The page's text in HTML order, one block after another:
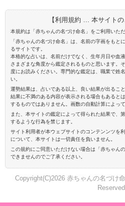
【利用規約 … 本サイトの
本規約は「赤ちゃんの名づけ命名」をご利用いた
「赤ちゃんの名づけ命名」は、名前の字画をもと
るサイトです。
本格的な占いは、名前だけでなく、生年月日や血
さまざまな角度から鑑定されるものと思います。
度にお読みください。専門的な鑑定は、職業で姓
い。
運勢結果は、占いである以上、良い結果が出るこ
結果に不満のある内容が表示される場合もあると
するものではありません。画数の自動計算によっ
また、本サイトの鑑定によって得られた結果で、
するような行為を禁じます。
サイト利用者が本ウェブサイトのコンテンンツを
について、本サイトは一切責任を負いません。
この規約にご同意いただけない場合は「赤ちゃん
できませんのでご了承ください。
Copyright(C)2026 赤ちゃんの名づけ
Reserved.